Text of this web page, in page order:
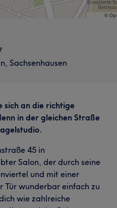
Sachsenhausen
sich an die richtige
in der gleichen Straße
45 in
Salon, der durch seine
und mit einer
Tür wunderbar einfach zu
wie zahlreiche